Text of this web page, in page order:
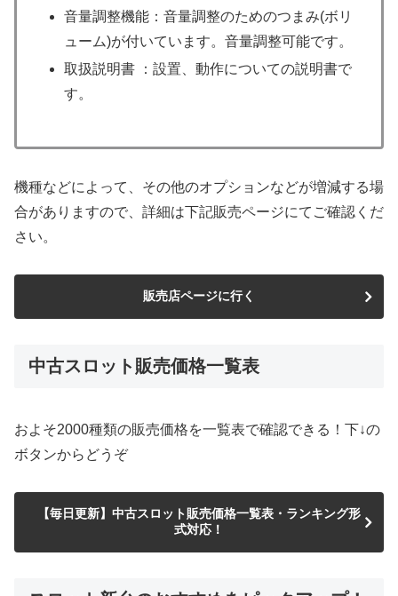
音量調整機能：音量調整のためのつまみ(ボリ
ューム)が付いています。音量調整可能です。
取扱説明書 ：設置、動作についての説明書で
す。
機種などによって、その他のオプションなどが増減する場
合がありますので、詳細は下記販売ページにてご確認くだ
さい。
販売店ページに行く
中古スロット販売価格一覧表
およそ2000種類の販売価格を一覧表で確認できる！下↓の
ボタンからどうぞ
【毎日更新】中古スロット販売価格一覧表・ランキング形
式対応！